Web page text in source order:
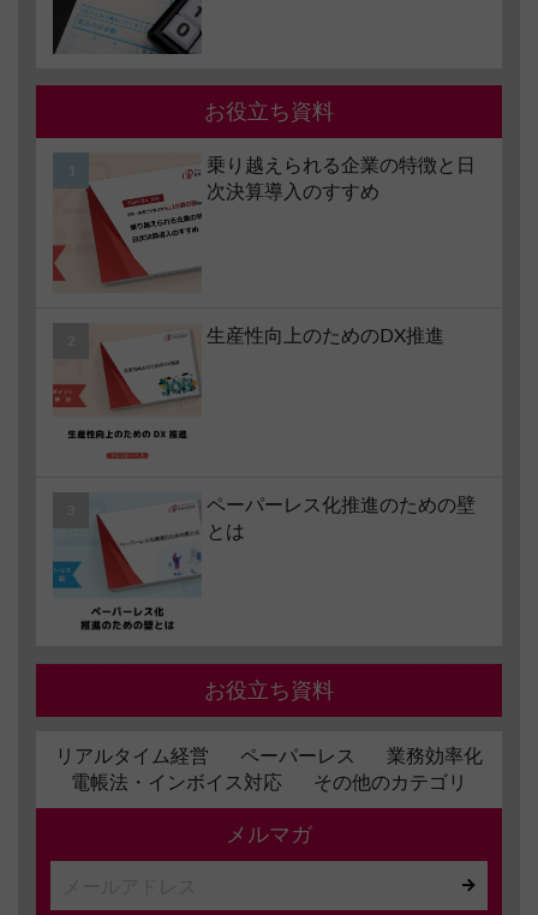
お役立ち資料
乗り越えられる企業の特徴と日
次決算導入のすすめ
生産性向上のためのDX推進
ペーパーレス化推進のための壁
とは
お役立ち資料
リアルタイム経営 ペーパーレス
業務効率化
電帳法・インボイス対応
その他のカテゴリ
メルマガ